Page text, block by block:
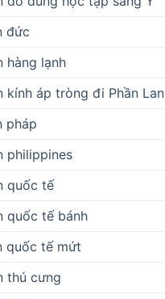
đức
hàng lạnh
kính áp tròng đi Phần Lan
pháp
philippines
quốc tế
quốc tế bánh
quốc tế mứt
thú cưng